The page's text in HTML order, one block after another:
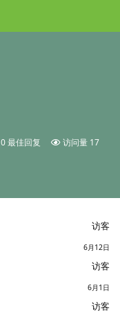
0最佳回复 访问量 17
访客
6月12日
访客
6月1日
访客